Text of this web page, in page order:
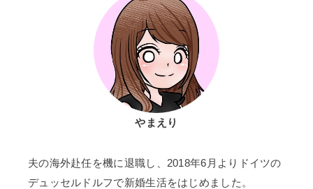
やまえり
夫の海外赴任を機に退職し、2018年6月よりドイツの
デュッセルドルフで新婚生活をはじめました。